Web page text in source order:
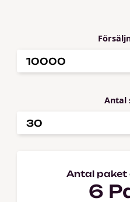
Antal
Antal paket
6